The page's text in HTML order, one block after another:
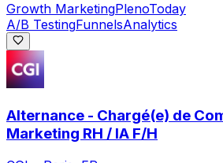
Growth MarketingPlenoToday
A/B TestingFunnelsAnalytics
Alternance - Chargé(e) de
Marketing RH / IA F/H